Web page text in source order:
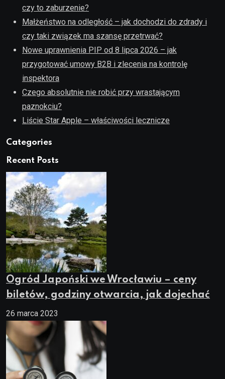
czy to zaburzenie?
Małżeństwo na odległość – jak dochodzi do zdrady i
czy taki związek ma szansę przetrwać?
Nowe uprawnienia PIP od 8 lipca 2026 – jak
przygotować umowy B2B i zlecenia na kontrolę
inspektora
Czego absolutnie nie robić przy wrastającym
paznokciu?
Liście Star Apple – właściwości lecznicze
Categories
Recent Posts
Ogród Japoński we Wrocławiu – ceny
biletów, godziny otwarcia, jak dojechać
26 marca 2023